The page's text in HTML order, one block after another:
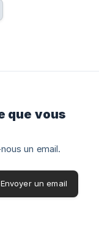
que vous
un email.
Envoyer un email